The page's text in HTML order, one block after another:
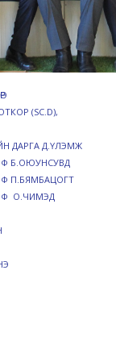
(SC.D),
ДАРГА Д.ҮЛЭМЖ
Б.ОЮУНСУВД
П.БЯМБАЦОГТ
О.ЧИМЭД